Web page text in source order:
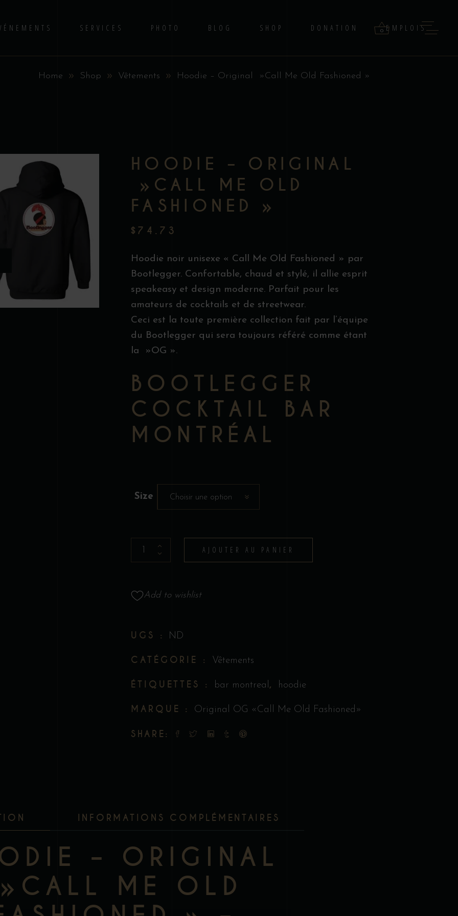
SERVICES PHOTO BLOG SHOP DONATION EMPLOIS
0
No products in the cart.
Home Shop Vêtements Hoodie – Original »Call Me Old Fashioned »
HOODIE – ORIGINAL
»CALL ME OLD
FASHIONED »
$ 74.73
Hoodie noir unisexe « Call Me Old Fashioned » par
Bootlegger. Confortable, chaud et stylé, il allie esprit
speakeasy et design moderne. Parfait pour les
amateurs de cocktails et de streetwear.
Ceci est la toute première collection fait par l’équipe
du Bootlegger qui sera toujours référé comme étant
la »OG ».
BOOTLEGGER
COCKTAIL BAR
MONTRÉAL
Size Choisir une option
Hoodie
-
''Call
Fashioned''
AJOUTER AU PANIER
Add to wishlist
UGS : ND
CATÉGORIE : Vêtements
ÉTIQUETTES : bar montreal, hoodie
MARQUE : Original OG «Call Me Old Fashioned»
SHARE:
INFORMATIONS COMPLÉMENTAIRES
– ORIGINAL
ME OLD